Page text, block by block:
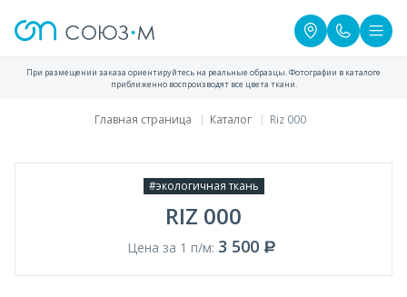
При размещении заказа ориентируйтесь на реальные образцы. Фотографии в каталоге
приближенно воспроизводят все цвета ткани.
Главная страница Каталог Riz 000
#экологичная ткань
RIZ 000
Цена за 1 п/м: 3 500